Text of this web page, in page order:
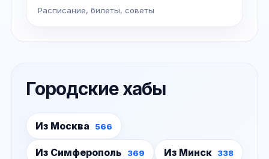
Расписание, билеты, советы
Городские хабы
Из Москва 566
Из Симферополь 369 Из Минск 338